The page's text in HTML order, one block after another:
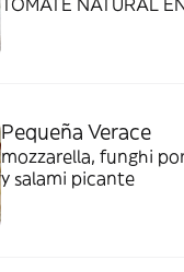
TOMATE NATURAL
Pequeña Verace
mozzarella, funghi
y salami picante